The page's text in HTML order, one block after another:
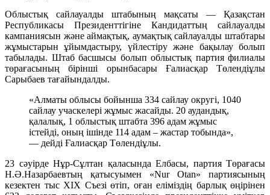
Облыстық сайлауалды штабының мақсаты — Қазақстан
Республикасы Президенттігіне Кандидаттың сайлауалды
кампаниясын және аймақтық, аумақтық сайлауалды штабтары
жұмыстарын ұйымдастыру, үйлестіру және бақылау болып
табылады. Штаб басшысы болып облыстық партия филиалы
төрағасының бірінші орынбасары Ғалиасқар Төлендіұлы
Сарыбаев тағайындалды.
«Алматы облысы бойынша 334 сайлау округі, 1040
сайлау учаскелері жұмыс жасайды. 20 аудандық,
қалалық, 1 облыстық штабта 396 адам жұмыс
істейді, оның ішінде 114 адам – жастар тобында»,
— дейді Ғалиасқар Төлендіұлы.
23 сәуірде Нұр-Сұлтан қаласында Елбасы, партия Төрағасы
Н.Ә.Назарбаевтың қатысуымен «Nur Otan» партиясының
кезектен тыс ХІХ Съезі өтіп, оған еліміздің барлық өңірінен